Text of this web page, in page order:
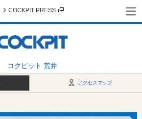
コクピット 荒井
COCKPIT PRESS
アクセスマップ
～18:00 / 定休日：毎週火曜日・繁忙期（4月・12月）を除